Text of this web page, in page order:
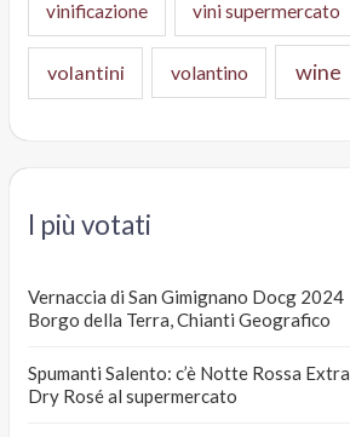
vinificazione vini supermercato
volantini volantino wine
I più votati
Vernaccia di San Gimignano Docg 2024
Borgo della Terra, Chianti Geografico
Spumanti Salento: c’è Notte Rossa Extra
Dry Rosé al supermercato